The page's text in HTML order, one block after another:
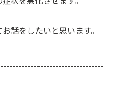
話をしたいと思います。